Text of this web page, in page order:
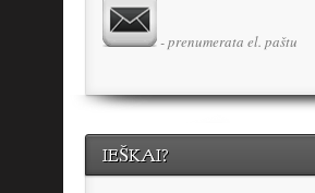
- prenumerata el. paštu
IEŠKAI?